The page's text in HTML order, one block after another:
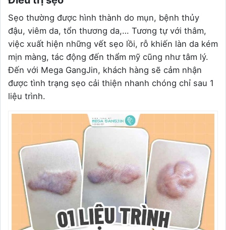
Sẹo thường được hình thành do mụn, bệnh thủy
đậu, viêm da, tổn thương da,… Tương tự với thâm,
việc xuất hiện những vết sẹo lồi, rỗ khiến làn da kém
mịn màng, tác động đến thẩm mỹ cũng như tâm lý.
Đến với Mega GangJin, khách hàng sẽ cảm nhận
được tình trạng sẹo cải thiện nhanh chóng chỉ sau 1
liệu trình.